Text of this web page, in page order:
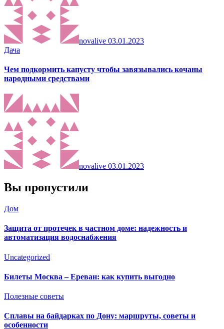
novalive 03.01.2023
Дача
Чем подкормить капусту чтобы завязывались кочаны
народными средствами
novalive 03.01.2023
Вы пропустили
Дом
Защита от протечек в частном доме: надежность и
автоматизация водоснабжения
Uncategorized
Билеты Москва – Ереван: как купить выгодно
Полезные советы
Сплавы на байдарках по Дону: маршруты, советы и
особенности